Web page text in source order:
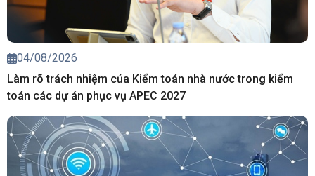
04/08/2026
Làm rõ trách nhiệm của Kiểm toán nhà nước trong kiểm
toán các dự án phục vụ APEC 2027